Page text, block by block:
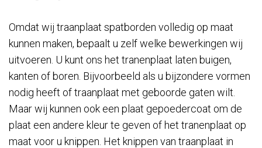
Omdat wij traanplaat spatborden volledig op maat
kunnen maken, bepaalt u zelf welke bewerkingen wij
uitvoeren. U kunt ons het tranenplaat laten buigen,
kanten of boren. Bijvoorbeeld als u bijzondere vormen
nodig heeft of traanplaat met geboorde gaten wilt.
Maar wij kunnen ook een plaat gepoedercoat om de
plaat een andere kleur te geven of het tranenplaat op
maat voor u knippen. Het knippen van traanplaat in